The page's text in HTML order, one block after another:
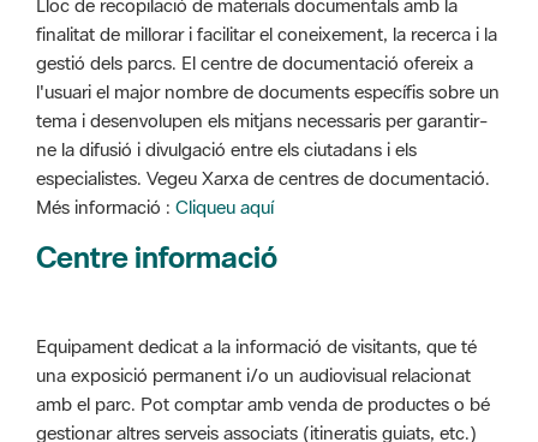
Lloc de recopilació de materials documentals amb la
finalitat de millorar i facilitar el coneixement, la recerca i la
gestió dels parcs. El centre de documentació ofereix a
l'usuari el major nombre de documents específis sobre un
tema i desenvolupen els mitjans necessaris per garantir-
ne la difusió i divulgació entre els ciutadans i els
especialistes. Vegeu Xarxa de centres de documentació.
Més informació : Cliqueu aquí
Centre informació
Equipament dedicat a la informació de visitants, que té
una exposició permanent i/o un audiovisual relacionat
amb el parc. Pot comptar amb venda de productes o bé
gestionar altres serveis associats (itineratis guiats, etc.)